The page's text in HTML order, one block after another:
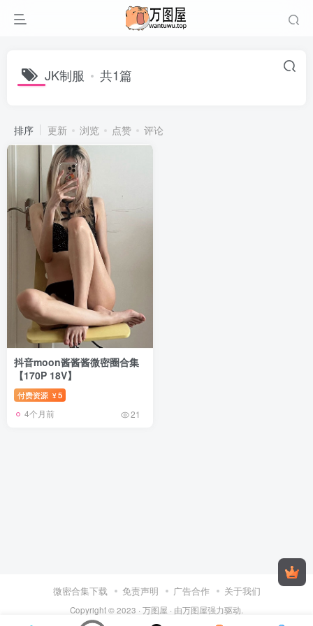
JK制服 共1篇
排序 更新 浏览 点赞 评论
抖音moon酱酱酱微密圈合集
【170P 18V】
付费资源 ¥5
4个月前 21
微密合集下载 免责声明 广告合作 关于我们
Copyright © 2023 · 万图屋 · 由万图屋强力驱动.